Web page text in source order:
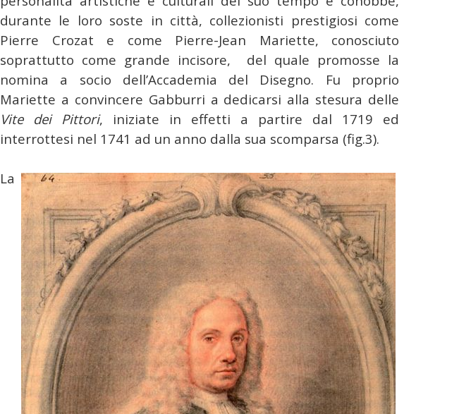
durante le loro soste in città, collezionisti prestigiosi come
Pierre Crozat e come Pierre-Jean Mariette, conosciuto
soprattutto come grande incisore, del quale promosse la
nomina a socio dell’Accademia del Disegno. Fu proprio
Mariette a convincere Gabburri a dedicarsi alla stesura delle
Vite dei Pittori, iniziate in effetti a partire dal 1719 ed
interrottesi nel 1741 ad un anno dalla sua scomparsa (fig.3).
La